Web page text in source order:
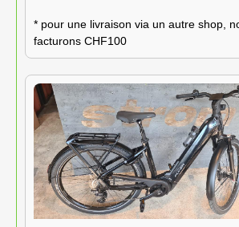
* pour une livraison via un autre shop,
facturons CHF100